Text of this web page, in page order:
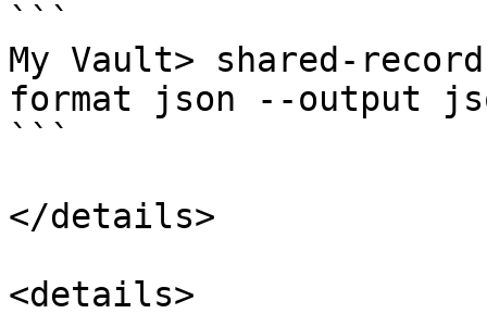
```
My Vault> shared-
format json --output
```
</details>
<details>